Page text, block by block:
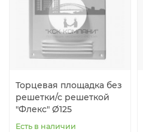
Торцевая площадка без
решетки/с решеткой
"Флекс" Ø125
Есть в наличии